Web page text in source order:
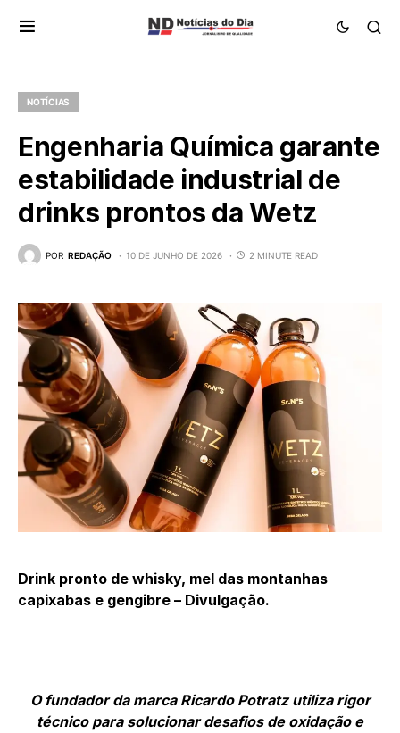
NOTÍCIAS
Engenharia Química garante
estabilidade industrial de
drinks prontos da Wetz
POR REDAÇÃO 10 DE JUNHO DE 2026 2 MINUTE READ
Drink pronto de whisky, mel das montanhas
capixabas e gengibre – Divulgação.
O fundador da marca Ricardo Potratz utiliza rigor
técnico para solucionar desafios de oxidação e